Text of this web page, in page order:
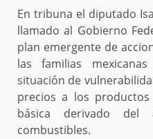
En tribuna el diputado
llamado al Gobierno
plan emergente de
las familias
situación de
precios a los
básica derivado
combustibles.